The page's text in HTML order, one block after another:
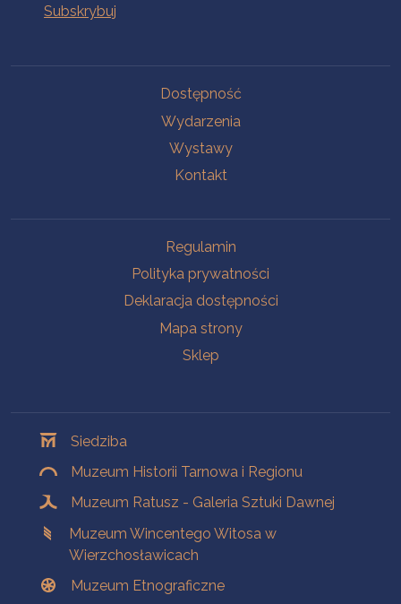
Dostępność
Wydarzenia
Wystawy
Kontakt
Regulamin
Polityka prywatności
Deklaracja dostępności
Mapa strony
Sklep
Siedziba
Muzeum Historii Tarnowa i Regionu
Muzeum Ratusz - Galeria Sztuki Dawnej
Muzeum Wincentego Witosa w
Wierzchosławicach
Muzeum Etnograficzne